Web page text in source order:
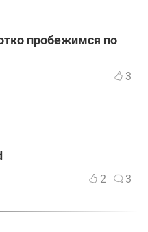
пробежимся по
3
2 3